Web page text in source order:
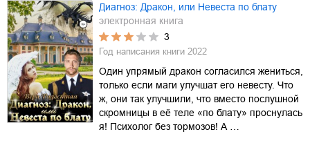
Диагноз: Дракон, или Невеста по блату
электронная книга
3
Год написания книги 2022
Один упрямый дракон согласился жениться,
только если маги улучшат его невесту. Что
ж, они так улучшили, что вместо послушной
скромницы в её теле «по блату» проснулась
я! Психолог без тормозов! А …